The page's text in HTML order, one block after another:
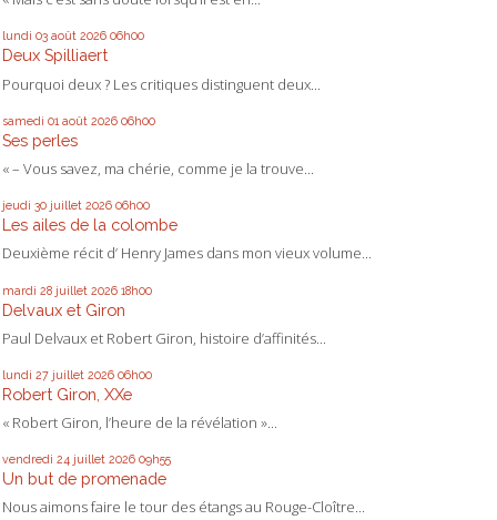
lundi 03 août 2026 06h00
Deux Spilliaert
Pourquoi deux ? Les critiques distinguent deux...
samedi 01 août 2026 06h00
Ses perles
« – Vous savez, ma chérie, comme je la trouve...
jeudi 30 juillet 2026 06h00
Les ailes de la colombe
Deuxième récit d’ Henry James dans mon vieux volume...
mardi 28 juillet 2026 18h00
Delvaux et Giron
Paul Delvaux et Robert Giron, histoire d’affinités...
lundi 27 juillet 2026 06h00
Robert Giron, XXe
« Robert Giron, l’heure de la révélation »...
vendredi 24 juillet 2026 09h55
Un but de promenade
Nous aimons faire le tour des étangs au Rouge-Cloître...